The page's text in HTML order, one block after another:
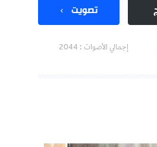
تصويت
إجمالي الأصوات : 2044